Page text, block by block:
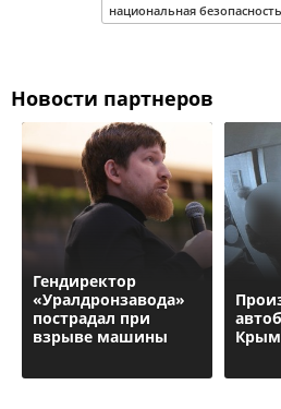
национальная безопасность
Новости партнеров
Гендиректор
«Уралдронзавода»
пострадал при
взрыве машины
Крым